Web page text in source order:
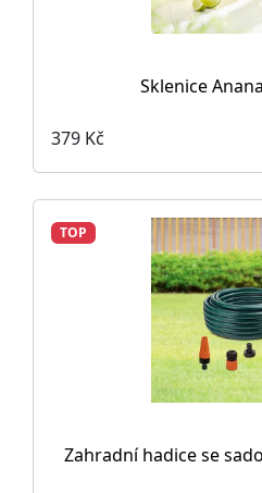
Sklenice
379 Kč
TOP
Zahradní hadice se